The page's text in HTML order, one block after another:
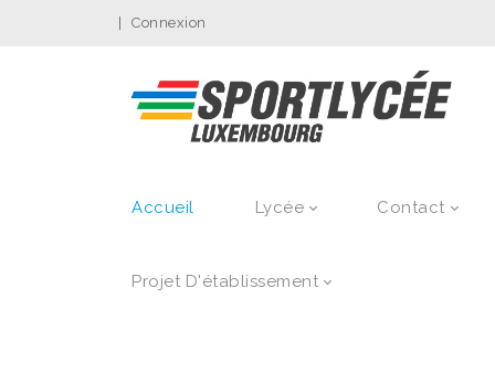
Connexion
Accueil Lycée Contact
Projet D'établissement